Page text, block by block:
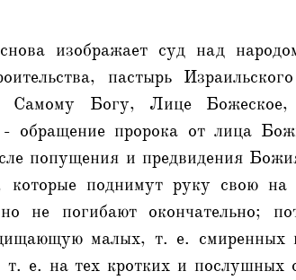
изображает суд над
пастырь
к Самому Богу, Лице Божеское,
обращение пророка от лица
попущения и предвидения
поднимут руку свою
не погибают окончательно;
малых, т. е.
е. на тех кротких и послушных